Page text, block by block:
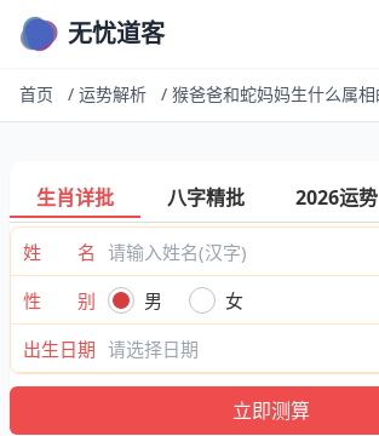
无忧道客
首页 / 运势解析 /
生肖详批 八字精批 2026运势
姓 名
性 别
男
女
出生日期